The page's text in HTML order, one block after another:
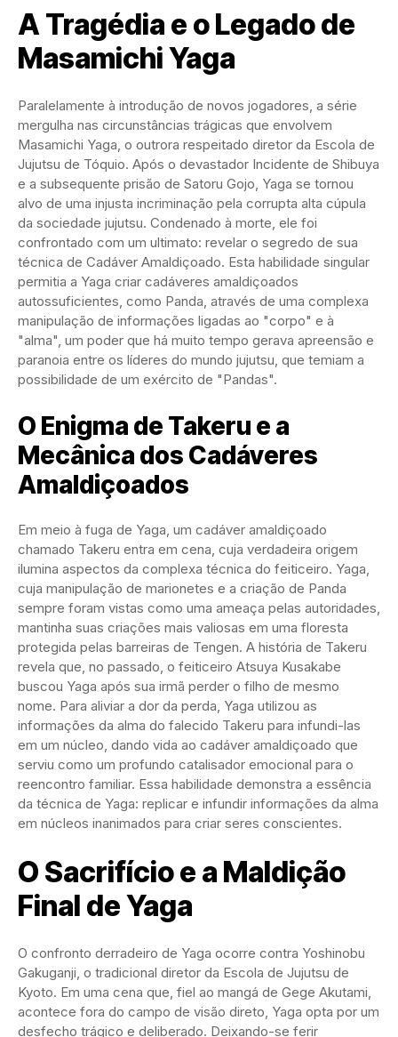
A Tragédia e o Legado de
Masamichi Yaga
Paralelamente à introdução de novos jogadores, a série
mergulha nas circunstâncias trágicas que envolvem
Masamichi Yaga, o outrora respeitado diretor da Escola de
Jujutsu de Tóquio. Após o devastador Incidente de Shibuya
e a subsequente prisão de Satoru Gojo, Yaga se tornou
alvo de uma injusta incriminação pela corrupta alta cúpula
da sociedade jujutsu. Condenado à morte, ele foi
confrontado com um ultimato: revelar o segredo de sua
técnica de Cadáver Amaldiçoado. Esta habilidade singular
permitia a Yaga criar cadáveres amaldiçoados
autossuficientes, como Panda, através de uma complexa
manipulação de informações ligadas ao "corpo" e à
"alma", um poder que há muito tempo gerava apreensão e
paranoia entre os líderes do mundo jujutsu, que temiam a
possibilidade de um exército de "Pandas".
O Enigma de Takeru e a
Mecânica dos Cadáveres
Amaldiçoados
Em meio à fuga de Yaga, um cadáver amaldiçoado
chamado Takeru entra em cena, cuja verdadeira origem
ilumina aspectos da complexa técnica do feiticeiro. Yaga,
cuja manipulação de marionetes e a criação de Panda
sempre foram vistas como uma ameaça pelas autoridades,
mantinha suas criações mais valiosas em uma floresta
protegida pelas barreiras de Tengen. A história de Takeru
revela que, no passado, o feiticeiro Atsuya Kusakabe
buscou Yaga após sua irmã perder o filho de mesmo
nome. Para aliviar a dor da perda, Yaga utilizou as
informações da alma do falecido Takeru para infundi-las
em um núcleo, dando vida ao cadáver amaldiçoado que
serviu como um profundo catalisador emocional para o
reencontro familiar. Essa habilidade demonstra a essência
da técnica de Yaga: replicar e infundir informações da alma
em núcleos inanimados para criar seres conscientes.
O Sacrifício e a Maldição
Final de Yaga
O confronto derradeiro de Yaga ocorre contra Yoshinobu
Gakuganji, o tradicional diretor da Escola de Jujutsu de
Kyoto. Em uma cena que, fiel ao mangá de Gege Akutami,
acontece fora do campo de visão direto, Yaga opta por um
desfecho trágico e deliberado. Deixando-se ferir